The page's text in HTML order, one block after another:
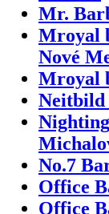
Mr.
Mroyal
Nové
Mroyal
Neitbild
No.7
Office
Office